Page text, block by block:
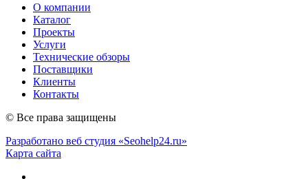
О компании
Каталог
Проекты
Услуги
Технические обзоры
Поставщики
Клиенты
Контакты
© Все права защищены
Разработано веб студия «Seohelp24.ru»
Карта сайта